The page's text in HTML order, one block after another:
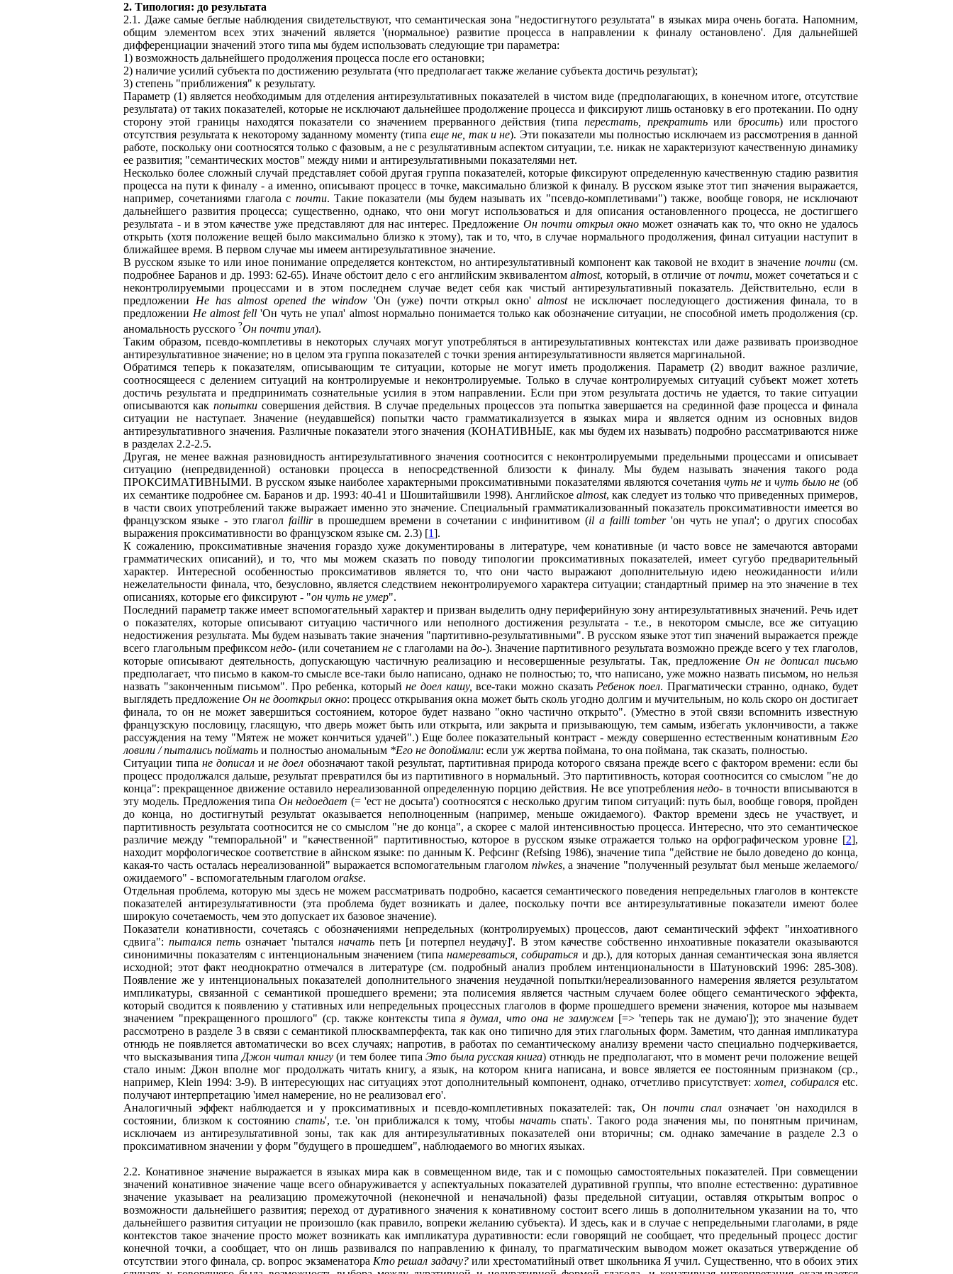
2. Типология: до результата
2.1. Даже самые беглые наблюдения свидетельствуют, что семантическая зона "недостигнутого результата" в языках мира очень богата. Напомним,
общим элементом всех этих значений является '(нормальное) развитие процесса в направлении к финалу остановлено'. Для дальнейшей
дифференциации значений этого типа мы будем использовать следующие три параметра:
1) возможность дальнейшего продолжения процесса после его остановки;
2) наличие усилий субъекта по достижению результата (что предполагает также желание субъекта достичь результат);
3) степень "приближения" к результату.
Параметр (1) является необходимым для отделения антирезультативных показателей в чистом виде (предполагающих, в конечном итоге, отсутствие
результата) от таких показателей, которые не исключают дальнейшее продолжение процесса и фиксируют лишь остановку в его протекании. По одну
сторону этой границы находятся показатели со значением прерванного действия (типа перестать, прекратитьилибросить) или простого
отсутствия результата к некоторому заданному моменту (типа еще не, так и не). Эти показатели мы полностью исключаем из рассмотрения в данной
работе, поскольку они соотносятся только с фазовым, а не с результативным аспектом ситуации, т.е. никак не характеризуют качественную динамику
ее развития; "семантических мостов" между ними и антирезультативными показателями нет.
Несколько более сложный случай представляет собой другая группа показателей, которые фиксируют определенную качественную стадию развития
процесса на пути к финалу - а именно, описывают процесс в точке, максимально близкой к финалу. В русском языке этот тип значения выражается,
например, сочетаниями глагола с почти. Такие показатели (мы будем называть их "псевдо-комплетивами") также, вообще говоря, не исключают
дальнейшего развития процесса; существенно, однако, что они могут использоваться и для описания остановленного процесса, не достигшего
результата - и в этом качестве уже представляют для нас интерес. Предложение Он почти открыл окноможет означать как то, что окно не удалось
открыть (хотя положение вещей было максимально близко к этому), так и то, что, в случае нормального продолжения, финал ситуации наступит в
ближайшее время. В первом случае мы имеем антирезультативное значение.
В русском языке то или иное понимание определяется контекстом, но антирезультативный компонент как таковой не входит в значение почти(см.
подробнее Баранов и др. 1993: 62-65). Иначе обстоит дело с его английским эквивалентомalmost, который, в отличие отпочти, может сочетаться и с
неконтролируемыми процессами и в этом последнем случае ведет себя как чистый антирезультативный показатель. Действительно, если в
предложении He has almost opened the window 'Он (уже) почти открыл окно'almostне исключает последующего достижения финала, то в
предложении He almost fell 'Он чуть не упал' almost нормально понимается только как обозначение ситуации, не способной иметь продолжения (ср.
аномальность русского ?Он почти упал).
Таким образом, псевдо-комплетивы в некоторых случаях могут употребляться в антирезультативных контекстах или даже развивать производное
антирезультативное значение; но в целом эта группа показателей с точки зрения антирезультативности является маргинальной.
Обратимся теперь к показателям, описывающим те ситуации, которые не могут иметь продолжения. Параметр (2) вводит важное различие,
соотносящееся с делением ситуаций на контролируемые и неконтролируемые. Только в случае контролируемых ситуаций субъект может хотеть
достичь результата и предпринимать сознательные усилия в этом направлении. Если при этом результата достичь не удается, то такие ситуации
описываются как попыткисовершения действия. В случае предельных процессов эта попытка завершается на срединной фазе процесса и финала
ситуации не наступает. Значение (неудавшейся) попытки часто грамматикализуется в языках мира и является одним из основных видов
антирезультативного значения. Различные показатели этого значения (КОНАТИВНЫЕ, как мы будем их называть) подробно рассматриваются ниже
в разделах 2.2-2.5.
Другая, не менее важная разновидность антирезультативного значения соотносится с неконтролируемыми предельными процессами и описывает
ситуацию (непредвиденной) остановки процесса в непосредственной близости к финалу. Мы будем называть значения такого рода
ПРОКСИМАТИВНЫМИ. В русском языке наиболее характерными проксимативными показателями являются сочетания чуть не ичуть было не (об
их семантике подробнее см. Баранов и др. 1993: 40-41 и Шошитайшвили 1998). Английское almost, как следует из только что приведенных примеров,
в части своих употреблений также выражает именно это значение. Специальный грамматикализованный показатель проксимативности имеется во
французском языке - это глаголfaillirв прошедшем времени в сочетании с инфинитивом (il a failli tomber'он чуть не упал'; о других способах
выражения проксимативности во французском языке см. 2.3) [1].
К сожалению, проксимативные значения гораздо хуже документированы в литературе, чем конативные (и часто вовсе не замечаются авторами
грамматических описаний), и то, что мы можем сказать по поводу типологии проксимативных показателей, имеет сугубо предварительный
характер. Интересной особенностью проксимативов является то, что они часто выражают дополнительную идею неожиданности и/или
нежелательности финала, что, безусловно, является следствием неконтролируемого характера ситуации; стандартный пример на это значение в тех
описаниях, которые его фиксируют - "он чуть не умер".
Последний параметр также имеет вспомогательный характер и призван выделить одну периферийную зону антирезультативных значений. Речь идет
о показателях, которые описывают ситуацию частичного или неполного достижения результата - т.е., в некотором смысле, все же ситуацию
недостижения результата. Мы будем называть такие значения "партитивно-результативными". В русском языке этот тип значений выражается прежде
всего глагольным префиксом недо- (или сочетаниемне с глаголами надо-). Значение партитивного результата возможно прежде всего у тех глаголов,
которые описывают деятельность, допускающую частичную реализацию и несовершенные результаты. Так, предложениеОн не дописал письмо
предполагает, что письмо в каком-то смысле все-таки было написано, однако не полностью; то, что написано, уже можно назвать письмом, но нельзя
назвать "законченным письмом". Про ребенка, которыйне доел кашу, все-таки можно сказать Ребенок поел. Прагматически странно, однако, будет
выглядеть предложениеОн не дооткрыл окно: процесс открывания окна может быть сколь угодно долгим и мучительным, но коль скоро он достигает
финала, то он не может завершиться состоянием, которое будет названо "окно частично открыто". (Уместно в этой связи вспомнить известную
французскую пословицу, гласящую, что дверь может быть или открыта, или закрыта и призывающую, тем самым, избегать уклончивости, а также
рассуждения на тему "Мятеж не может кончиться удачей".) Еще более показательный контраст - между совершенно естественным конативным Его
ловили / пытались поймать и полностью аномальным *Его не допоймали: если уж жертва поймана, то она поймана, так сказать, полностью.
Ситуации типане дописал ине доел обозначают такой результат, партитивная природа которого связана прежде всего с фактором времени: если бы
процесс продолжался дальше, результат превратился бы из партитивного в нормальный. Это партитивность, которая соотносится со смыслом "не до
конца": прекращенное движение оставило нереализованной определенную порцию действия. Не все употреблениянедо- в точности вписываются в
эту модель. Предложения типа Он недоедает (= 'ест не досыта') соотносятся с несколько другим типом ситуаций: путь был, вообще говоря, пройден
до конца, но достигнутый результат оказывается неполноценным (например, меньше ожидаемого). Фактор времени здесь не участвует, и
партитивность результата соотносится не со смыслом "не до конца", а скорее с малой интенсивностью процесса. Интересно, что это семантическое
различие между "темпоральной" и "качественной" партитивностью, которое в русском языке отражается только на орфографическом уровне [2],
находит морфологическое соответствие в айнском языке: по данным К. Рефсинг (Refsing 1986), значение типа "действие не было доведено до конца,
какая-то часть осталась нереализованной" выражается вспомогательным глаголом niwkes, а значение "полученный результат был меньше желаемого/
ожидаемого" - вспомогательным глаголомorakse.
Отдельная проблема, которую мы здесь не можем рассматривать подробно, касается семантического поведения непредельных глаголов в контексте
показателей антирезультативности (эта проблема будет возникать и далее, поскольку почти все антирезультативные показатели имеют более
широкую сочетаемость, чем это допускает их базовое значение).
Показатели конативности, сочетаясь с обозначениями непредельных (контролируемых) процессов, дают семантический эффект "инхоативного
сдвига":пытался петьозначает 'пытался начатьпеть [и потерпел неудачу]'. В этом качестве собственно инхоативные показатели оказываются
синонимичны показателям с интенциональным значением (типанамереваться, собираться и др.), для которых данная семантическая зона является
исходной; этот факт неоднократно отмечался в литературе (см. подробный анализ проблем интенциональности в Шатуновский 1996: 285-308).
Появление же у интенциональных показателей дополнительного значения неудачной попытки/нереализованного намерения является результатом
импликатуры, связанной с семантикой прошедшего времени; эта полисемия является частным случаем более общего семантического эффекта,
который сводится к появлению у стативных или непредельных процессных глаголов в форме прошедшего времени значения, которое мы называем
значением "прекращенного прошлого" (ср. также контексты типая думал, что она не замужем[=> 'теперь так не думаю']); это значение будет
рассмотрено в разделе 3 в связи с семантикой плюсквамперфекта, так как оно типично для этих глагольных форм. Заметим, что данная импликатура
отнюдь не появляется автоматически во всех случаях; напротив, в работах по семантическому анализу времени часто специально подчеркивается,
что высказывания типа Джон читал книгу(и тем более типаЭто была русская книга) отнюдь не предполагают, что в момент речи положение вещей
стало иным: Джон вполне мог продолжать читать книгу, а язык, на котором книга написана, и вовсе является ее постоянным признаком (ср.,
например, Klein 1994: 3-9). В интересующих нас ситуациях этот дополнительный компонент, однако, отчетливо присутствует:хотел, собиралсяetc.
получают интерпретацию 'имел намерение, но не реализовал его'.
Аналогичный эффект наблюдается и у проксимативных и псевдо-комплетивных показателей: так, Онпочти спал означает 'он находился в
состоянии, близком к состояниюспать', т.е. 'он приближался к тому, чтобы начатьспать'. Такого рода значения мы, по понятным причинам,
исключаем из антирезультативной зоны, так как для антирезультативных показателей они вторичны; см. однако замечание в разделе 2.3 о
проксимативном значении у форм "будущего в прошедшем", наблюдаемого во многих языках.
2.2. Конативное значение выражается в языках мира как в совмещенном виде, так и с помощью самостоятельных показателей. При совмещении
значений конативное значение чаще всего обнаруживается у аспектуальных показателей дуративной группы, что вполне естественно: дуративное
значение указывает на реализацию промежуточной (неконечной и неначальной) фазы предельной ситуации, оставляя открытым вопрос о
возможности дальнейшего развития; переход от дуративного значения к конативному состоит всего лишь в дополнительном указании на то, что
дальнейшего развития ситуации не произошло (как правило, вопреки желанию субъекта). И здесь, как и в случае с непредельными глаголами, в ряде
контекстов такое значение просто может возникать как импликатура дуративности: если говорящий не сообщает, что предельный процесс достиг
конечной точки, а сообщает, что он лишь развивался по направлению к финалу, то прагматическим выводом может оказаться утверждение об
отсутствии этого финала, ср. вопрос экзаменатора Кто решал задачу?или хрестоматийный ответ школьника Я учил. Существенно, что в обоих этих